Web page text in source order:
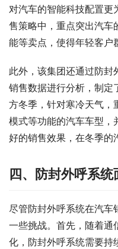
对汽车的智能科技配置更
售策略中，重点突出汽车
能等卖点，使得年轻客户
此外，该集团还通过防封
销售数据进行分析，制定
方冬季，针对寒冷天气，
模式等功能的汽车车型，
好的销售效果，在冬季的
四、防封外呼系
尽管防封外呼系统在汽车
一些挑战。首先，随着通
化，防封外呼系统需要持